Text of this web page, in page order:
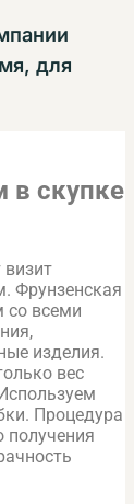
для
в скупке
Фрунзенская
со всеми
изделия.
вес
Процедура